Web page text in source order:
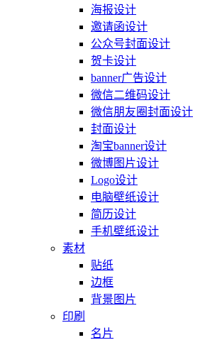
海报设计
邀请函设计
公众号封面设计
贺卡设计
banner广告设计
微信二维码设计
微信朋友圈封面设计
封面设计
淘宝banner设计
微博图片设计
Logo设计
电脑壁纸设计
简历设计
手机壁纸设计
素材
贴纸
边框
背景图片
印刷
名片